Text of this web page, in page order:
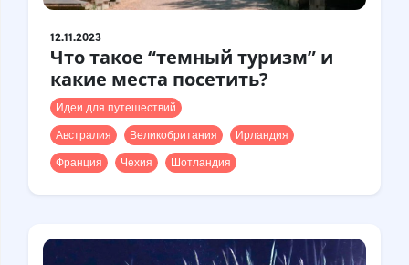
12.11.2023
Что такое “темный туризм” и
какие места посетить?
Идеи для путешествий
Австралия
Великобритания
Ирландия
Франция
Чехия Шотландия